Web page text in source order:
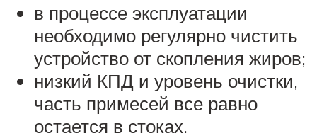
в процессе эксплуатации
необходимо регулярно чистить
устройство от скопления жиров;
низкий КПД и уровень очистки,
часть примесей все равно
остается в стоках.